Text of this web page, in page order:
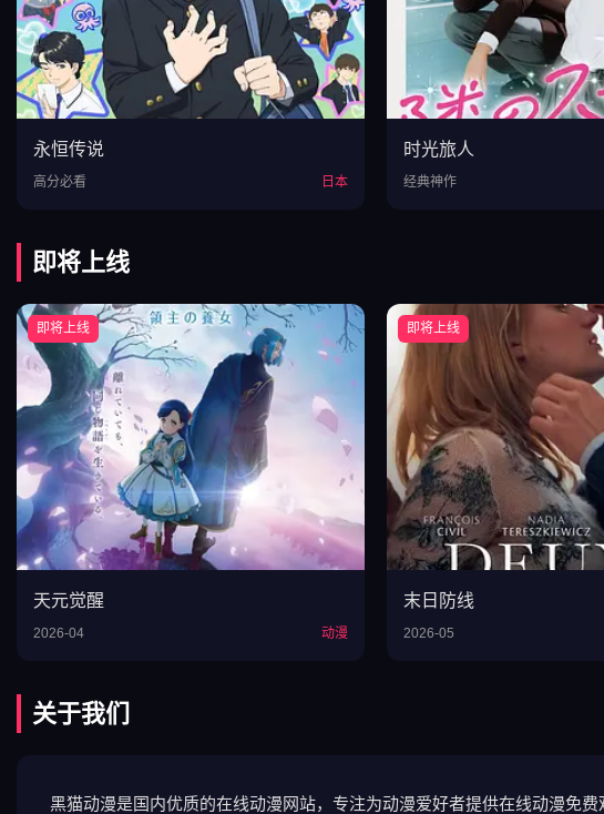
永恒传说
高分必看 日本
时光旅人
经典神作
即将上线
即将上线
天元觉醒
2026-04 动漫
即将上线
末日防线
2026-05
关于我们
黑猫动漫是国内优质的在线动漫网站，专注为动漫爱好者提供在线动漫免